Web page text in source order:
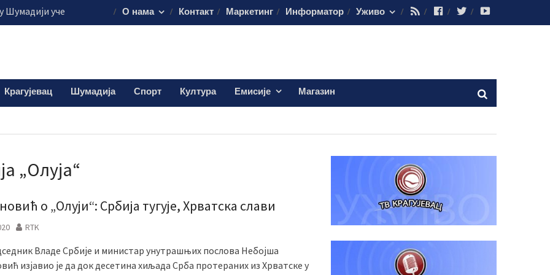
уче
пестициде
доктору Кости
О нама Контакт Маркетинг Информатор Уживо RSS FacebookTwitter
Крагујевац Шумадија Спорт Култура Емисије Магазин
„Олуја“
о „Олуји“: Србија тугује, Хрватска слави
RTK
Владе Србије и министар унутрашњих послова Небојша
изјавио је да док десетина хиљада Срба протераних из Хрватске у